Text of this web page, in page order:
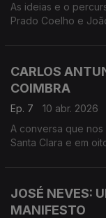
As ideias e o
Prado Coelho e
CARLOS
COIMBRA
Ep. 7
10 abr. 2026
A conversa que
Santa Clara e em
JOSÉ NEVES:
MANIFESTO